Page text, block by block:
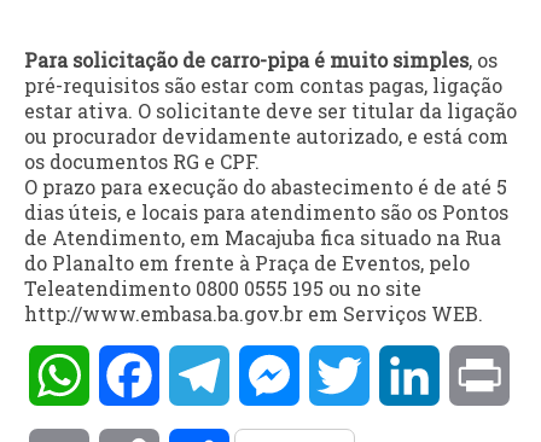
Para solicitação de carro-pipa é muito simples, os
pré-requisitos são estar com contas pagas, ligação
estar ativa. O solicitante deve ser titular da ligação
ou procurador devidamente autorizado, e está com
os documentos RG e CPF.
O prazo para execução do abastecimento é de até 5
dias úteis, e locais para atendimento são os Pontos
de Atendimento, em Macajuba fica situado na Rua
do Planalto em frente à Praça de Eventos, pelo
Teleatendimento 0800 0555 195 ou no site
http://www.embasa.ba.gov.br em Serviços WEB.
WhatsAppFacebookTelegramMessengerTwitter LinkedIn